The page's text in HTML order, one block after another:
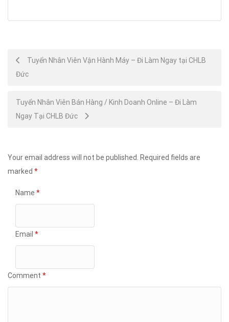
Post
navigation
Tuyển Nhân Viên Vận Hành Máy – Đi Làm Ngay tại CHLB
Đức
Tuyển Nhân Viên Bán Hàng / Kinh Doanh Online – Đi Làm
Ngay Tại CHLB Đức
Your email address will not be published.
Required fields are
marked *
Name *
Email *
Comment *